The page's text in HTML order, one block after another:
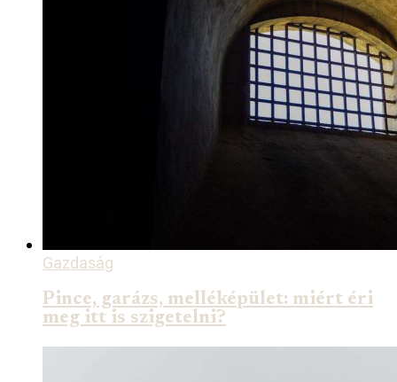
Gazdaság
Pince, garázs, melléképület: miért éri
meg itt is szigetelni?